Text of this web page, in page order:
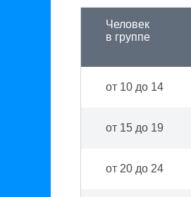
Человек
в группе
от 10 до 14
от 15 до 19
от 20 до 24